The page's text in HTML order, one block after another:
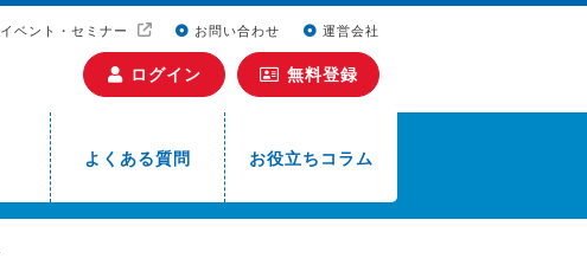
イベント・セミナー お問い合わせ 運営会社
ログイン 無料登録
よくある質問 お役立ちコラム